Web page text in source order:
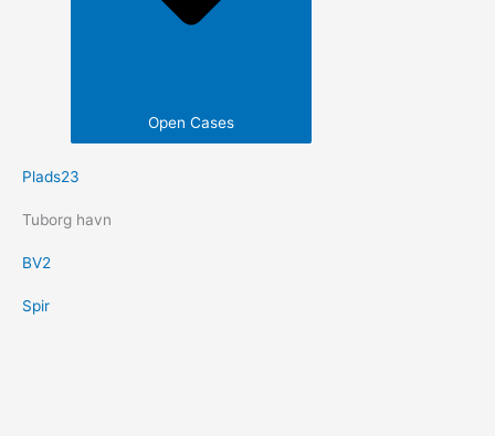
Open Cases
Plads23
Tuborg havn
BV2
Spir